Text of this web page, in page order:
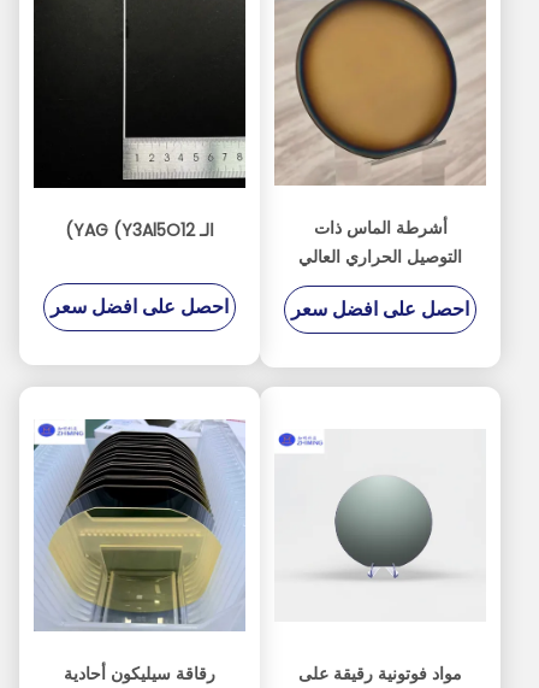
أشرطة الماس ذات
التوصيل الحراري العالي
لأجهزة الذكاء الاصطناعي
والاتصالات الراديوية وأجهزة
احصل على افضل سعر
الـ YAG (Y3Al5O12)
احصل على افضل سعر
مواد فوتونية رقيقة على
رقاقة سيليكون أحادية